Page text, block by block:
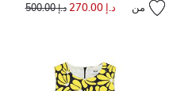
من د.إ 270.00 سعر مخفض من
د.إ 500.00 إلى